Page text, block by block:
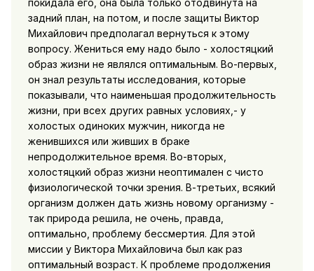
задний план, на потом, и после защиты Виктор
Михайлович предполагал вернуться к этому
вопросу. Жениться ему надо было - холостяцкий
образ жизни не являлся оптимальным. Во-первых,
он знал результаты исследования, которые
показывали, что наименьшая продолжительность
жизни, при всех других равных условиях,- у
холостых одиноких мужчин, никогда не
женившихся или живших в браке
непродолжительное время. Во-вторых,
холостяцкий образ жизни неоптимален с чисто
физиологической точки зрения. В-третьих, всякий
организм должен дать жизнь новому организму -
так природа решила, не очень, правда,
оптимально, проблему бессмертия. Для этой
миссии у Виктора Михайловича был как раз
оптимальный возраст. К проблеме продолжения